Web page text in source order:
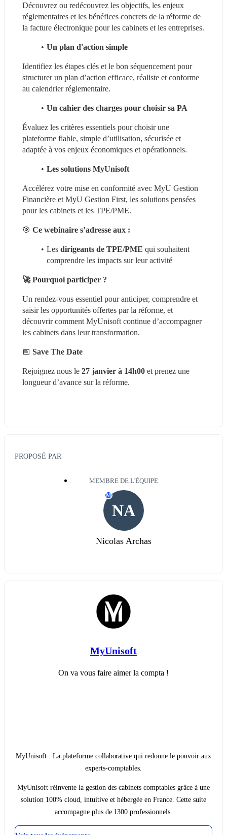
Découvrez ou redécouvrez les objectifs, les enjeux
réglementaires et les bénéfices concrets de la réforme de
la facture électronique pour les cabinets et les entreprises.
Un plan d'action simple
Identifiez les étapes clés et le bon séquencement pour
structurer un plan d’action efficace, réaliste et conforme
au calendrier réglementaire.
Un cahier des charges pour choisir sa PA
Évaluez les critères essentiels pour choisir une
plateforme fiable, simple d’utilisation, sécurisée et
adaptée à vos enjeux économiques et opérationnels.
Les solutions MyUnisoft
Accélérez votre mise en conformité avec MyU Gestion
Financière et MyU Gestion First, les solutions pensées
pour les cabinets et les TPE/PME.
🎯 Ce webinaire s’adresse aux :
Les dirigeants de TPE/PME qui souhaitent
comprendre les impacts sur leur activité
🚀 Pourquoi participer ?
Un rendez-vous essentiel pour anticiper, comprendre et
saisir les opportunités offertes par la réforme, et
découvrir comment MyUnisoft continue d’accompagner
les cabinets dans leur transformation.
📅 Save The Date
Rejoignez nous le 27 janvier à 14h00 et prenez une
longueur d’avance sur la réforme.
PROPOSÉ PAR
MEMBRE DE L'ÉQUIPE
NA
M
Nicolas Archas
MyUnisoft
On va vous faire aimer la compta !
MyUnisoft : La plateforme collaborative qui redonne le pouvoir aux
experts-comptables.
MyUnisoft réinvente la gestion des cabinets comptables grâce à une
solution 100% cloud, intuitive et hébergée en France. Cette suite
accompagne plus de 1300 professionnels.